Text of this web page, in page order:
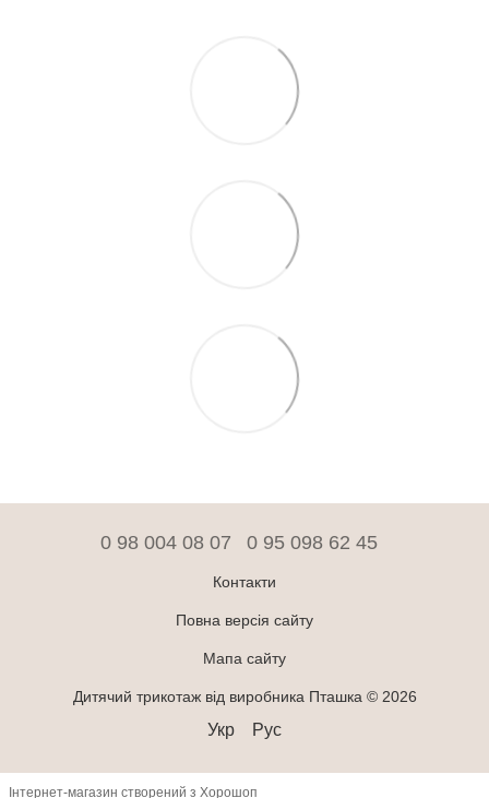
0 98 004 08 07 0 95 098 62 45
Контакти
Повна версія сайту
Мапа сайту
Дитячий трикотаж від виробника Пташка © 2026
Укр Рус
Інтернет-магазин створений з Хорошоп